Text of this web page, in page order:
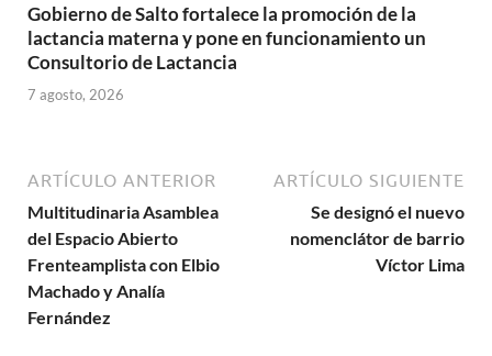
Gobierno de Salto fortalece la promoción de la
lactancia materna y pone en funcionamiento un
Consultorio de Lactancia
7 agosto, 2026
ARTÍCULO ANTERIOR
Multitudinaria Asamblea
del Espacio Abierto
Frenteamplista con Elbio
Machado y Analía
Fernández
ARTÍCULO SIGUIENTE
Se designó el nuevo
nomenclátor de barrio
Víctor Lima